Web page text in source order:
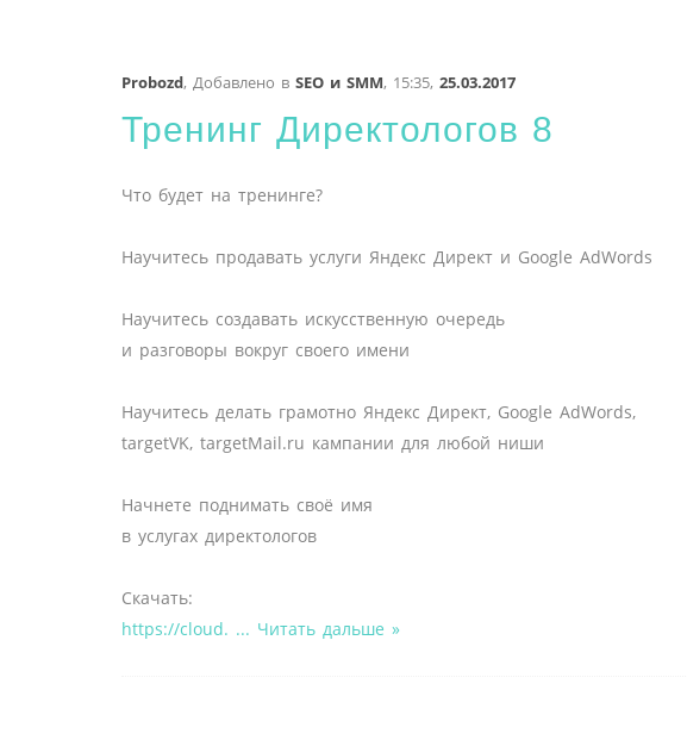
Probozd, Добавлено в SEO и SMM, 15:35, 25.03.2017
Тренинг Директологов 8
Что будет на тренинге?
Научитесь продавать услуги Яндекс Директ и Google AdWords
Научитесь создавать искусственную очередь
и разговоры вокруг своего имени
Научитесь делать грамотно Яндекс Директ, Google AdWords,
targetVK, targetMail.ru кампании для любой ниши
Начнете поднимать своё имя
в услугах директологов
Скачать:
https://cloud. ... Читать дальше »